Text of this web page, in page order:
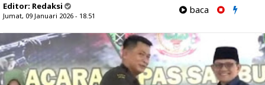
Editor: Redaksi
Jumat, 09 Januari 2026 - 18.51
baca